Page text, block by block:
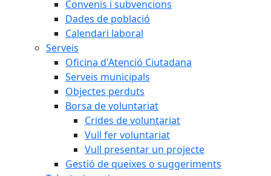
Convenis i subvencions
Dades de població
Calendari laboral
Serveis
Oficina d'Atenció Ciutadana
Serveis municipals
Objectes perduts
Borsa de voluntariat
Crides de voluntariat
Vull fer voluntariat
Vull presentar un projecte
Gestió de queixes o suggeriments